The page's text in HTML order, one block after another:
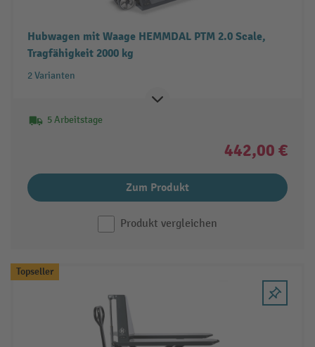
Hubwagen mit Waage HEMMDAL PTM 2.0 Scale,
Tragfähigkeit 2000 kg
2 Varianten
5 Arbeitstage
442,00 €
Zum Produkt
Produkt vergleichen
Topseller